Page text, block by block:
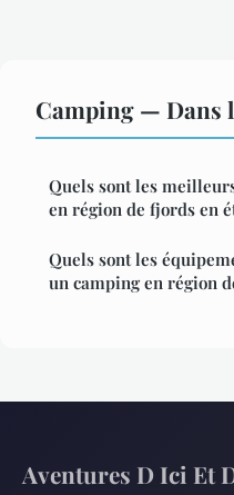
Camping — Dans
Quels sont les
en région de fjords en
Quels sont les
un camping en région
Aventures D Ici Et